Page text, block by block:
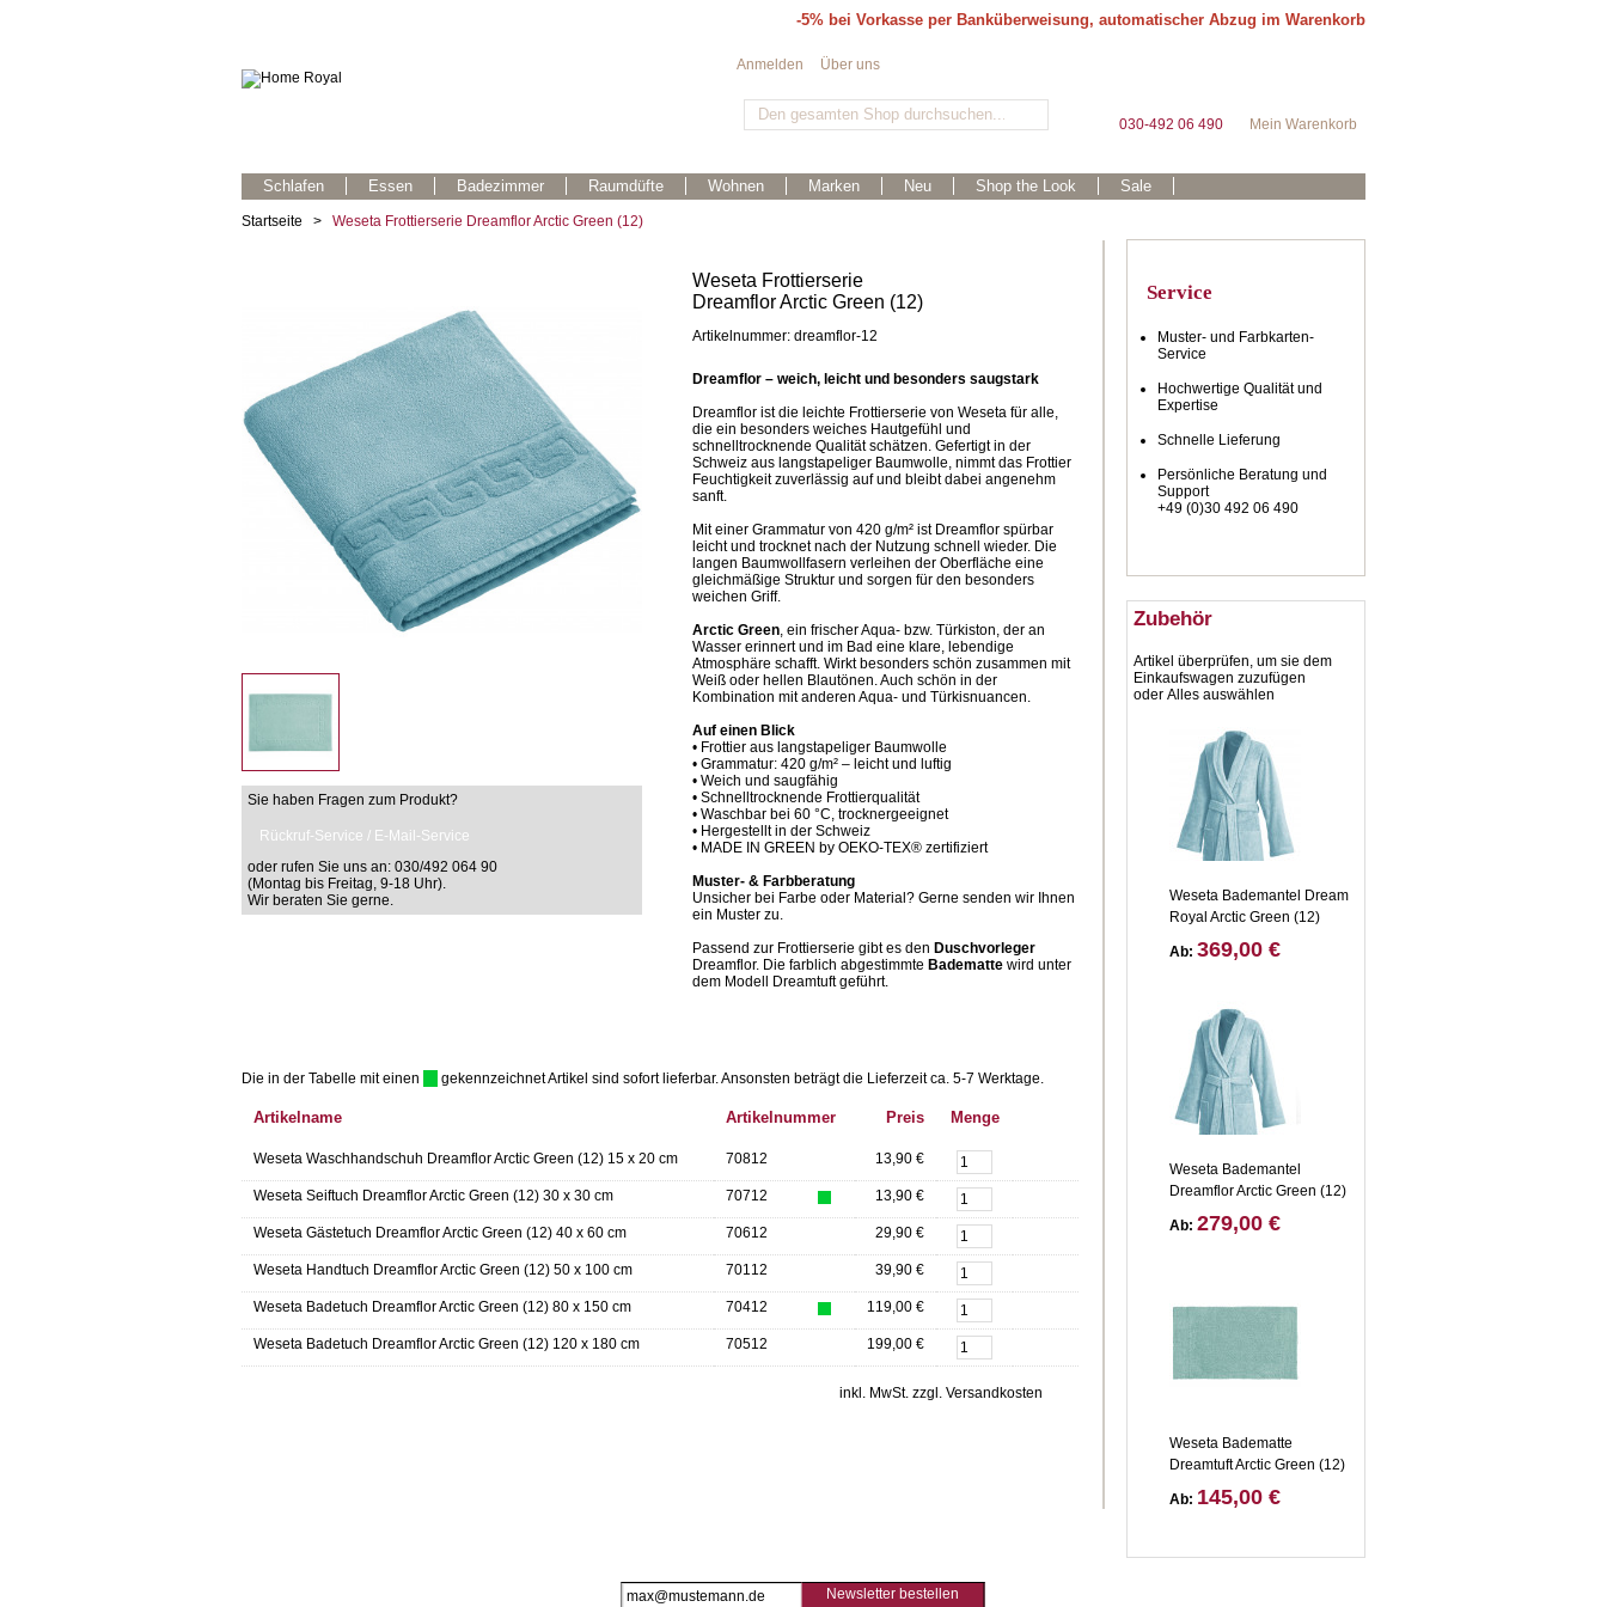
-5% bei Vorkasse per Banküberweisung, automatischer Abzug im Warenkorb
Mein Warenkorb
030-492 06 490
Schlafen Essen Badezimmer Raumdüfte Wohnen Marken Neu Shop the Look Sale
Anmelden Über uns
Startseite > Weseta Frottierserie Dreamflor Arctic Green (12)
Sie haben Fragen zum Produkt?
Rückruf-Service / E-Mail-Service
oder rufen Sie uns an: 030/492 064 90
(Montag bis Freitag, 9-18 Uhr).
Wir beraten Sie gerne.
Weseta Frottierserie
Dreamflor Arctic Green (12)
Artikelnummer: dreamflor-12
Dreamflor – weich, leicht und besonders saugstark
Dreamflor ist die leichte Frottierserie von Weseta für alle,
die ein besonders weiches Hautgefühl und
schnelltrocknende Qualität schätzen. Gefertigt in der
Schweiz aus langstapeliger Baumwolle, nimmt das Frottier
Feuchtigkeit zuverlässig auf und bleibt dabei angenehm
sanft.
Mit einer Grammatur von 420 g/m² ist Dreamflor spürbar
leicht und trocknet nach der Nutzung schnell wieder. Die
langen Baumwollfasern verleihen der Oberfläche eine
gleichmäßige Struktur und sorgen für den besonders
weichen Griff.
Arctic Green, ein frischer Aqua- bzw. Türkiston, der an
Wasser erinnert und im Bad eine klare, lebendige
Atmosphäre schafft. Wirkt besonders schön zusammen mit
Weiß oder hellen Blautönen. Auch schön in der
Kombination mit anderen Aqua- und Türkisnuancen.
Auf einen Blick
• Frottier aus langstapeliger Baumwolle
• Grammatur: 420 g/m² – leicht und luftig
• Weich und saugfähig
• Schnelltrocknende Frottierqualität
• Waschbar bei 60 °C, trocknergeeignet
• Hergestellt in der Schweiz
• MADE IN GREEN by OEKO-TEX® zertifiziert
Muster- & Farbberatung
Unsicher bei Farbe oder Material? Gerne senden wir Ihnen
ein Muster zu.
Passend zur Frottierserie gibt es den Duschvorleger
Dreamflor. Die farblich abgestimmte Badematte wird unter
dem Modell Dreamtuft geführt.
Die in der Tabelle mit einen gekennzeichnet Artikel sind sofort lieferbar.Ansonsten beträgt die Lieferzeit ca. 5-7 Werktage.
Artikelname Artikelnummer Preis Menge
Weseta Waschhandschuh Dreamflor Arctic Green (12) 15 x 20 cm 70812 13,90 €
Weseta Seiftuch Dreamflor Arctic Green (12) 30 x 30 cm 70712 13,90 €
Weseta Gästetuch Dreamflor Arctic Green (12) 40 x 60 cm 70612 29,90 €
Weseta Handtuch Dreamflor Arctic Green (12) 50 x 100 cm 70112 39,90 €
Weseta Badetuch Dreamflor Arctic Green (12) 80 x 150 cm 70412 119,00 €
Weseta Badetuch Dreamflor Arctic Green (12) 120 x 180 cm 70512 199,00 €
inkl. MwSt. zzgl. Versandkosten
Service
Muster- und Farbkarten-
Service
Hochwertige Qualität und
Expertise
Schnelle Lieferung
Persönliche Beratung und
Support
+49 (0)30 492 06 490
Zubehör
Artikel überprüfen, um sie dem
Einkaufswagen zuzufügen
oder Alles auswählen
Weseta Bademantel Dream
Royal Arctic Green (12)
Ab: 369,00 €
Weseta Bademantel
Dreamflor Arctic Green (12)
Ab: 279,00 €
Weseta Badematte
Dreamtuft Arctic Green (12)
Ab: 145,00 €
Newsletter bestellen